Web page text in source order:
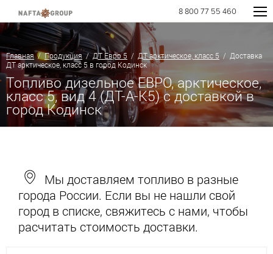
8 800 77 55 460
Главная/Продукция/ДТ Евро 5 / ДТ арктическое, класс 5 / Доставка
ДТ арктическое, класс 5 в город Кодинск
Топливо дизельное ЕВРО, арктическое,
класс 5, вид 4 (ДТ-А-К5) с доставкой в
город Кодинск
Мы доставляем топливо в разные
города России. Если вы не нашли свой
город в списке, свяжитесь с нами, чтобы
расчитать стоимость доставки.